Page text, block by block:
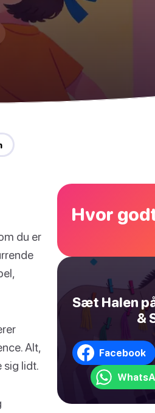
du er
Alt,
sig lidt.
Hvor
Sæt Halen
&
Facebook